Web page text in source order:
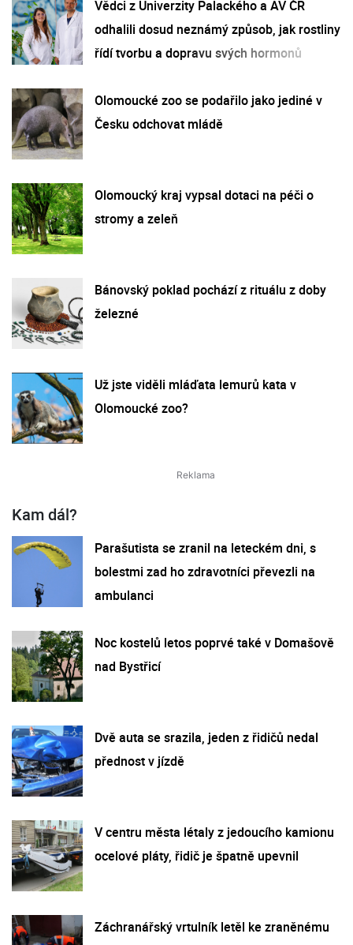
Vědci z Univerzity Palackého a AV ČR
odhalili dosud neznámý způsob, jak rostliny
řídí tvorbu a dopravu svých hormonů
Olomoucké zoo se podařilo jako jediné v
Česku odchovat mládě
Olomoucký kraj vypsal dotaci na péči o
stromy a zeleň
Bánovský poklad pochází z rituálu z doby
železné
Už jste viděli mláďata lemurů kata v
Olomoucké zoo?
Kam dál?
Parašutista se zranil na leteckém dni, s
bolestmi zad ho zdravotníci převezli na
ambulanci
Noc kostelů letos poprvé také v Domašově
nad Bystřicí
Dvě auta se srazila, jeden z řidičů nedal
přednost v jízdě
V centru města létaly z jedoucího kamionu
ocelové pláty, řidič je špatně upevnil
Záchranářský vrtulník letěl ke zraněnému